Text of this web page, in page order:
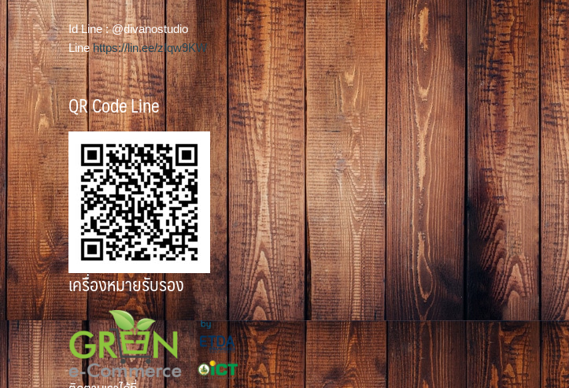
Id Line : @divanostudio
Linehttps://lin.ee/zIqw9KW
QR Code Line
เครื่องหมายรับรอง